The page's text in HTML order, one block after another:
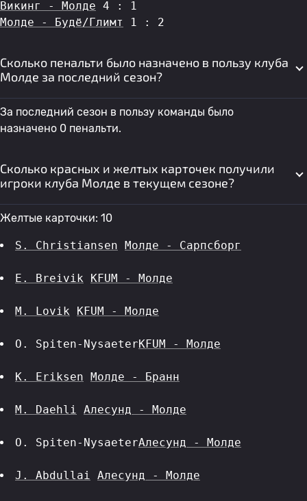
Викинг - Молде 4 : 1
Молде - Будё/Глимт
1 : 2
Сколько пенальти было назначено в пользу клуба
Молде за последний сезон?
За последний сезон в пользу команды было
назначено 0 пенальти.
Сколько красных и желтых карточек получили
игроки клуба Молде в текущем сезоне?
Желтые карточки: 10
S. Christiansen Молде - Сарпсборг
E. Breivik KFUM - Молде
M. Lovik KFUM - Молде
O. Spiten-NysaeterKFUM - Молде
K. Eriksen Молде - Бранн
M. Daehli Алесунд - Молде
O. Spiten-NysaeterАлесунд - Молде
J. Abdullai Алесунд - Молде